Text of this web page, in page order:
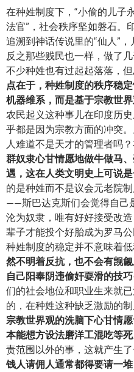
在种姓制度下，“小偷的儿子
法官”，社会秩序坚如磐石。
追溯到神话传说里的“仙人”
反之那些贱民也一样，做了
不少种姓也有过起起落落，
点在于，种姓制度的秩序稳
机器维系，而是基于宗教世
农民起义这种事儿在印度历
乎都是因为宗教方面的冲突
人难道不是天才的管理者吗
群奴隶心甘情愿地做牛做马
遇，这在人类文明史上可说
的是种姓而不是议会元老院
——斯巴达克斯们会觉得自己
沦为奴隶，唯有好好接受改
辈子才能投个好胎成为罗马公
种姓制度的稳定并不意味着
然不明着反抗，也不会有觊
自己阳奉阴违偷奸耍滑的技巧
们的社会地位和职业生来就
的，在种姓这种缺乏激励的制
宗教世界观的洗脑下心甘情
本能想方设法磨洋工混吃等死
责范围以外的事，这就产生
钱人请佣人通常都得要请一